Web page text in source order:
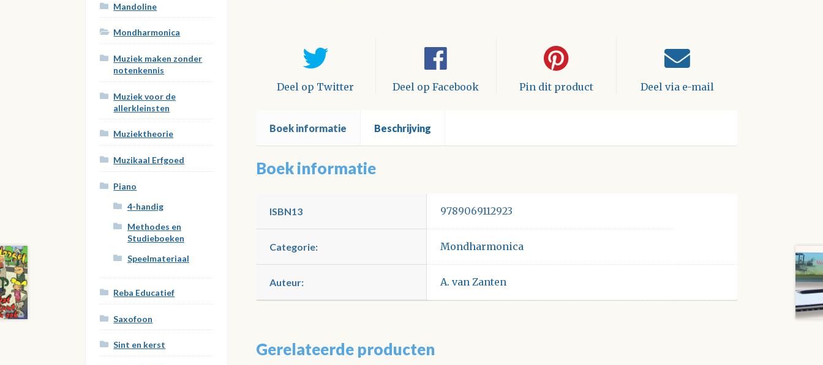
Deel op Twitter Deel op Facebook Pin dit product Deel via e-mail
Boek informatie Beschrijving
Boek informatie
ISBN13 9789069112923
Categorie: Mondharmonica
Auteur: A. van Zanten
Gerelateerde producten
Mandoline
Mondharmonica
Muziek maken zonder
notenkennis
Muziek voor de
allerkleinsten
Muziektheorie
Muzikaal Erfgoed
Piano
4-handig
Methodes en
Studieboeken
Speelmateriaal
Reba Educatief
Saxofoon
Sint en kerst